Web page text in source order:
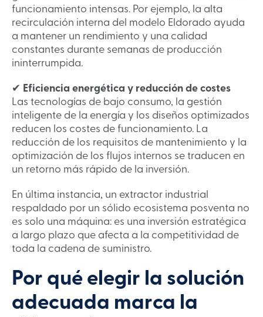
funcionamiento intensas. Por ejemplo, la alta
recirculación interna del modelo Eldorado ayuda
a mantener un rendimiento y una calidad
constantes durante semanas de producción
ininterrumpida.
✔ Eficiencia energética y reducción de costes
Las tecnologías de bajo consumo, la gestión
inteligente de la energía y los diseños optimizados
reducen los costes de funcionamiento. La
reducción de los requisitos de mantenimiento y la
optimización de los flujos internos se traducen en
un retorno más rápido de la inversión.
En última instancia, un extractor industrial
respaldado por un sólido ecosistema posventa no
es solo una máquina: es una inversión estratégica
a largo plazo que afecta a la competitividad de
toda la cadena de suministro.
Por qué elegir la solución
adecuada marca la